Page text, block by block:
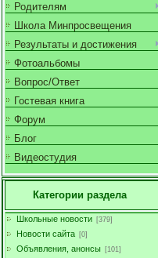
Родителям
Школа Минпросвещения
Результаты и достижения
Фотоальбомы
Вопрос/Ответ
Гостевая книга
Форум
Блог
Видеостудия
Категории раздела
Школьные новости [379]
Новости сайта [0]
Объявления, анонсы [101]